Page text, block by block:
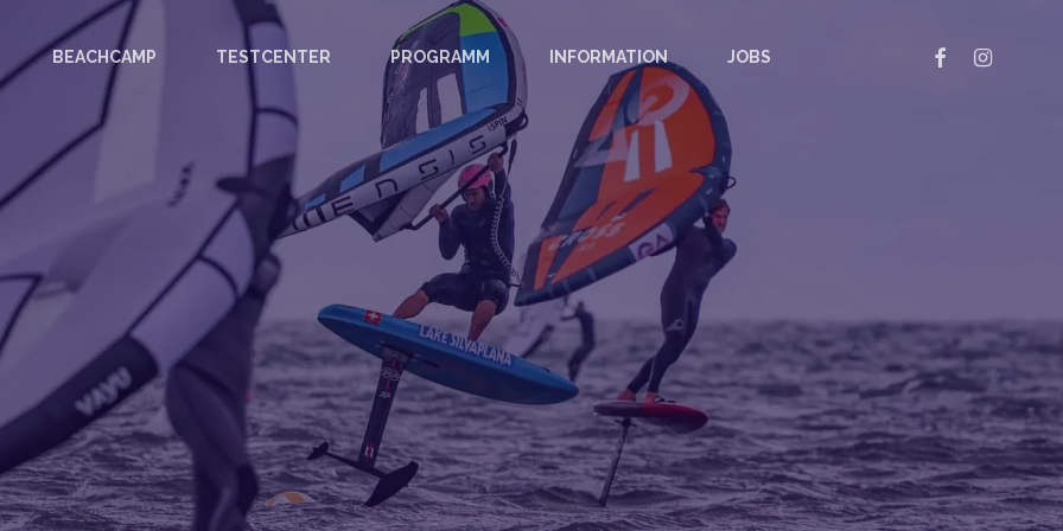
BEACHCAMP TESTCENTER PROGRAMM INFORMATION JOBS FACEBOOKINSTAGRAM